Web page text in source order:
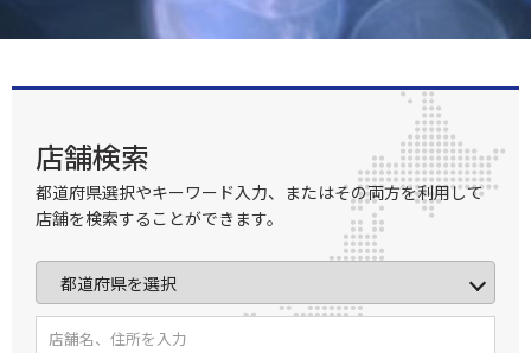
店舗検索
都道府県選択やキーワード入力、またはその両方を利用して
店舗を検索することができます。